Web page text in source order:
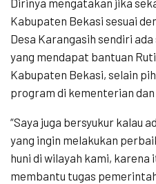
Dirinya mengatakan jika
Kabupaten Bekasi sesuai
Desa Karangasih sendiri
yang mendapat bantuan
Kabupaten Bekasi, selain
program di kementerian
“Saya juga bersyukur kalau
yang ingin melakukan
huni di wilayah kami,
membantu tugas